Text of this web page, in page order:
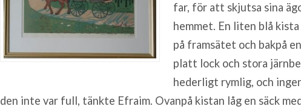
far, för att skjutsa sina
hemmet. En liten blå
på framsätet och bakpå
platt lock och stora
hederligt rymlig, och
den inte var full, tänkte Efraim. Ovanpå kistan låg en säck